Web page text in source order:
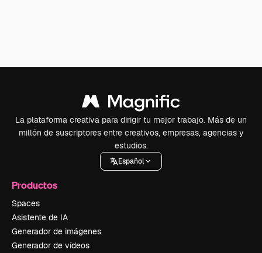
La plataforma creativa para dirigir tu mejor trabajo. Más de un
millón de suscriptores entre creativos, empresas, agencias y
estudios.
Español
Productos
Spaces
Asistente de IA
Generador de imágenes
Generador de vídeos